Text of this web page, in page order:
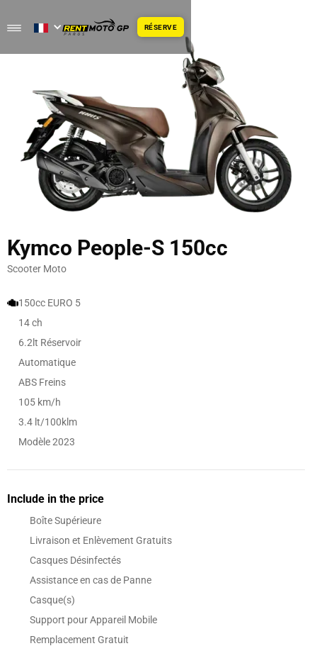
RÉSERVE
Kymco People-S 150cc
Scooter Moto
150cc EURO 5
14 ch
6.2lt Réservoir
Automatique
ABS Freins
105 km/h
3.4 lt/100klm
Modèle 2023
Include in the price
Boîte Supérieure
Livraison et Enlèvement Gratuits
Casques Désinfectés
Assistance en cas de Panne
Casque(s)
Support pour Appareil Mobile
Remplacement Gratuit